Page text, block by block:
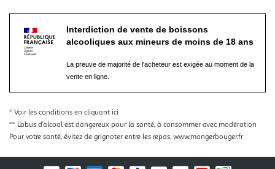
Interdiction de vente de boissons
alcooliques aux mineurs de moins de 18 ans
La preuve de majorité de l'acheteur est exigée au moment de la
vente en ligne.
* Voir les conditions en cliquant ici
** L’abus d’alcool est dangereux pour la santé, à consommer avec modération
Pour votre santé, évitez de grignoter entre les repas. www.mangerbouger.fr